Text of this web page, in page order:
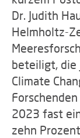
Dr. Judith
Helmholtz-
beteiligt, die
Climate
2023 fast
zehn